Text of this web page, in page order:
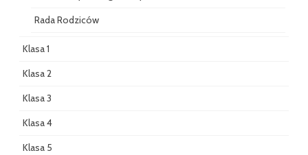
Rada Rodziców
Klasa 1
Klasa 2
Klasa 3
Klasa 4
Klasa 5